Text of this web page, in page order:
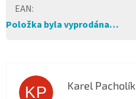
EAN:
Položka byla vyprodána…
KP Karel Pacholík